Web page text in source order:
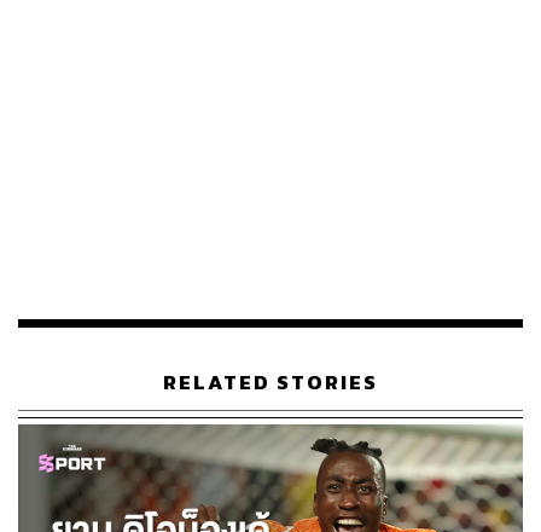
เวลาภายหลังสิ้นสุดปีปฏิทิน 2563
สมาคมฯ เรียกร้องให้มีการปฏิบัติตามสัญญาอย่าง
เคร่งครัด โดยให้จัดการแข่งขันและส่งสัญญาณแก่ทรู
วิชั่นส์ให้ครบถ้วนตามสัญญาภายในเดือนพฤศจิกายน
2563
RELATED STORIES